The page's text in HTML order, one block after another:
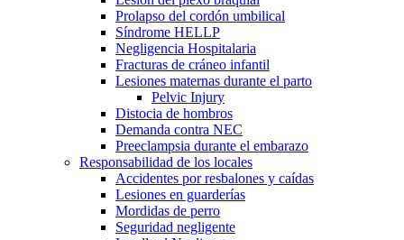
Prolapso del cordón umbilical
Síndrome HELLP
Negligencia Hospitalaria
Fracturas de cráneo infantil
Lesiones maternas durante el parto
Pelvic Injury
Distocia de hombros
Demanda contra NEC
Preeclampsia durante el embarazo
Responsabilidad de los locales
Accidentes por resbalones y caídas
Lesiones en guarderías
Mordidas de perro
Seguridad negligente